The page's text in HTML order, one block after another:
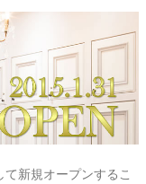
て新規オープンするこ